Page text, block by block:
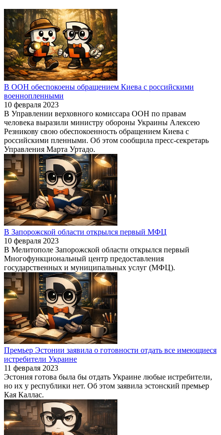
В ООН обеспокоены обращением Киева с российскими
военнопленными
10 февраля 2023
В Управлении верховного комиссара ООН по правам
человека выразили министру обороны Украины Алексею
Резникову свою обеспокоенность обращением Киева с
российскими пленными. Об этом сообщила пресс-секретарь
Управления Марта Уртадо.
В Запорожской области открылся первый МФЦ
10 февраля 2023
В Мелитополе Запорожской области открылся первый
Многофункциональный центр предоставления
государственных и муниципальных услуг (МФЦ).
Премьер Эстонии заявила о готовности отдать все имеющиеся
истребители Украине
11 февраля 2023
Эстония готова была бы отдать Украине любые истребители,
но их у республики нет. Об этом заявила эстонский премьер
Кая Каллас.